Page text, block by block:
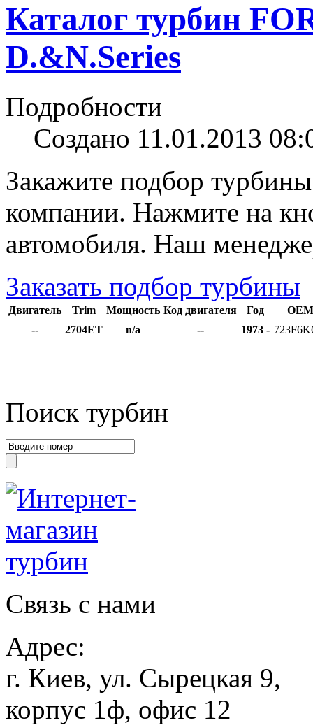
Каталог турбин
D.&N.Series
Подробности
Создано 11.01.2013
Закажите подбор
компании. Нажмите на
автомобиля. Наш
Заказать подбор турбины
Двигатель Trim Мощность Код двигателя Год
--
2704ET n/a -- 1973 -
Поиск турбин
Связь с нами
Адрес:
г. Киев, ул. Сырецкая 9,
корпус 1ф, офис 12